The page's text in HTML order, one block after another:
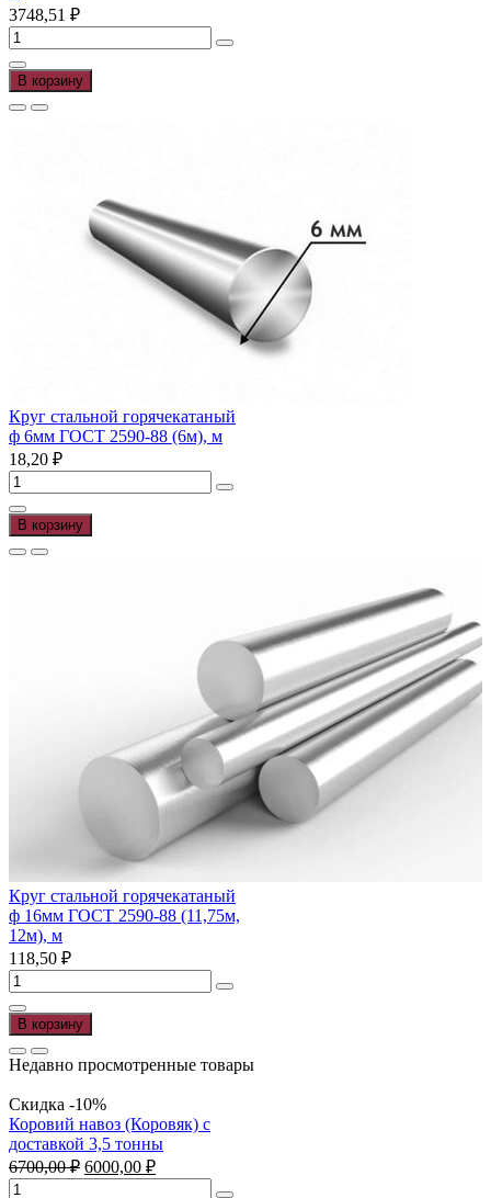
2590-
88
(11,75м),
м
3748,51 ₽
Количество
товара
Круг
стальной
горячекатаный
В корзину
Круг стальной горячекатаный
ф 6мм ГОСТ 2590-88 (6м), м
18,20 ₽
Количество
товара
Круг
стальной
горячекатаный
В корзину
Круг стальной горячекатаный
ф 16мм ГОСТ 2590-88 (11,75м,
12м), м
118,50 ₽
Количество
товара
Круг
стальной
горячекатаный
ф
16мм
ГОСТ
2590-
88
(11,75м,
В корзину
Недавно просмотренные товары
Скидка -10%
Коровий навоз (Коровяк) с
доставкой 3,5 тонны
6700,00₽ Первоначальная
цена
6000,00 ₽Текущая
цена:
Количество